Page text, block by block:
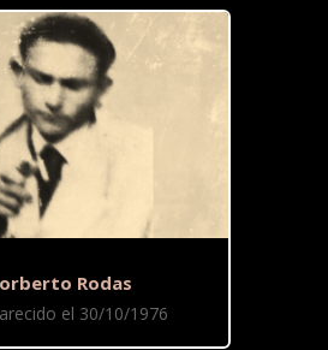
Rodas
el 30/10/1976